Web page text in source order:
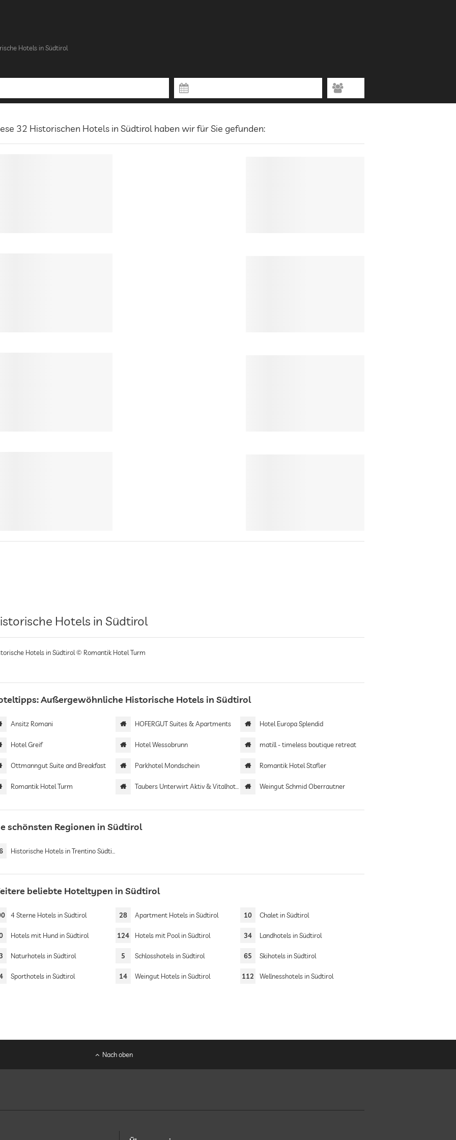
Hotels in Südtirol
32 Historischen Hotels in Südtirol haben wir für Sie gefunden:
Hotels in Südtirol
Hotels in Südtirol © Romantik Hotel Turm
Außergewöhnliche Historische Hotels in Südtirol
Ansitz Romani HOFERGUT Suites & Apartments Hotel Europa Splendid
Hotel Greif Hotel Wessobrunn matill - timeless boutique retreat
Ottmanngut Suite and Breakfast Parkhotel Mondschein Romantik Hotel Stafler
Romantik Hotel Turm Taubers Unterwirt Aktiv & Vitalhotel Weingut Schmid Oberrautner
schönsten Regionen in Südtirol
Historische Hotels in Trentino Südtirol
beliebte Hoteltypen in Südtirol
4 Sterne Hotels in Südtirol 28 Apartment Hotels in Südtirol 10 Chalet in Südtirol
Hotels mit Hund in Südtirol 124 Hotels mit Pool in Südtirol 34 Landhotels in Südtirol
Naturhotels in Südtirol 5 Schlosshotels in Südtirol 65 Skihotels in Südtirol
Sporthotels in Südtirol 14 Weingut Hotels in Südtirol 112 Wellnesshotels in Südtirol
Nach oben